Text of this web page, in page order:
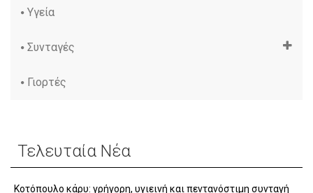
Υγεία
Συνταγές
Γιορτές
Τελευταία Νέα
Κοτόπουλο κάρυ: γρήγορη, υγιεινή και πεντανόστιμη συνταγή